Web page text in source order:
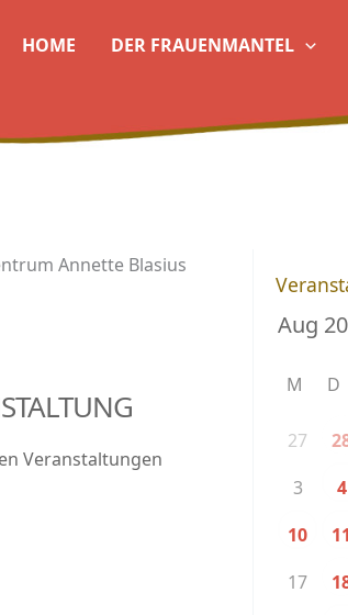
HOME DER FRAUENMANTEL
Annette Blasius
Veranstaltungen
M D
27
3
4
10
11
17